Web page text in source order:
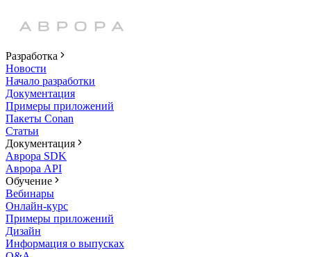
Разработка
Новости
Начало разработки
Документация
Примеры приложений
Пакеты Conan
Статьи
Документация
Аврора SDK
Аврора API
Обучение
Вебинары
Онлайн-курс
Примеры приложений
Дизайн
Информация о выпусках